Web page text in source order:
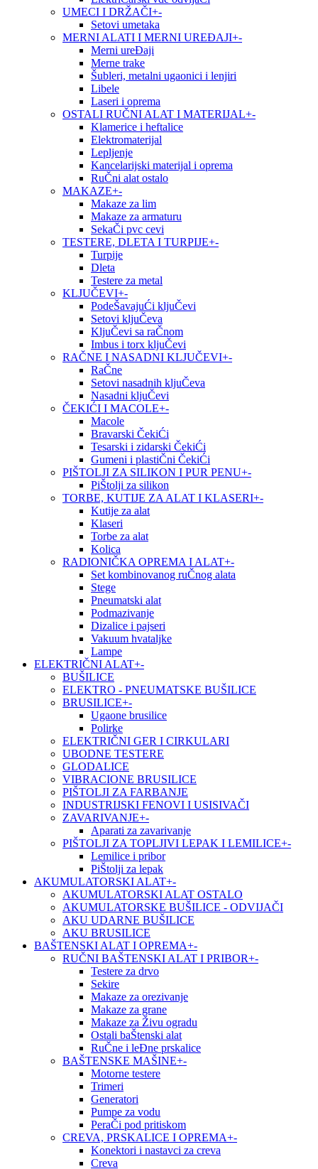
UMECI I DRŽAČI+-
Setovi umetaka
MERNI ALATI I MERNI UREĐAJI+-
Merni ureĐaji
Merne trake
Šubleri, metalni ugaonici i lenjiri
Libele
Laseri i oprema
OSTALI RUČNI ALAT I MATERIJAL+-
Klamerice i heftalice
Elektromaterijal
Lepljenje
Kancelarijski materijal i oprema
RuČni alat ostalo
MAKAZE+-
Makaze za lim
Makaze za armaturu
SekaČi pvc cevi
TESTERE, DLETA I TURPIJE+-
Turpije
Dleta
Testere za metal
KLJUČEVI+-
PodeŠavajuĆi kljuČevi
Setovi kljuČeva
KljuČevi sa raČnom
Imbus i torx kljuČevi
RAČNE I NASADNI KLJUČEVI+-
RaČne
Setovi nasadnih kljuČeva
Nasadni kljuČevi
ČEKIĆI I MACOLE+-
Macole
Bravarski ČekiĆi
Tesarski i zidarski ČekiĆi
Gumeni i plastiČni ČekiĆi
PIŠTOLJI ZA SILIKON I PUR PENU+-
PiŠtolji za silikon
TORBE, KUTIJE ZA ALAT I KLASERI+-
Kutije za alat
Klaseri
Torbe za alat
Kolica
RADIONIČKA OPREMA I ALAT+-
Set kombinovanog ruČnog alata
Stege
Pneumatski alat
Podmazivanje
Dizalice i pajseri
Vakuum hvataljke
Lampe
ELEKTRIČNI ALAT+-
BUŠILICE
ELEKTRO - PNEUMATSKE BUŠILICE
BRUSILICE+-
Ugaone brusilice
Polirke
ELEKTRIČNI GER I CIRKULARI
UBODNE TESTERE
GLODALICE
VIBRACIONE BRUSILICE
PIŠTOLJI ZA FARBANJE
INDUSTRIJSKI FENOVI I USISIVAČI
ZAVARIVANJE+-
Aparati za zavarivanje
PIŠTOLJI ZA TOPLJIVI LEPAK I LEMILICE+-
Lemilice i pribor
PiŠtolji za lepak
AKUMULATORSKI ALAT+-
AKUMULATORSKI ALAT OSTALO
AKUMULATORSKE BUŠILICE - ODVIJAČI
AKU UDARNE BUŠILICE
AKU BRUSILICE
BAŠTENSKI ALAT I OPREMA+-
RUČNI BAŠTENSKI ALAT I PRIBOR+-
Testere za drvo
Sekire
Makaze za orezivanje
Makaze za grane
Makaze za Živu ogradu
Ostali baŠtenski alat
RuČne i leĐne prskalice
BAŠTENSKE MAŠINE+-
Motorne testere
Trimeri
Generatori
Pumpe za vodu
PeraČi pod pritiskom
CREVA, PRSKALICE I OPREMA+-
Konektori i nastavci za creva
Creva